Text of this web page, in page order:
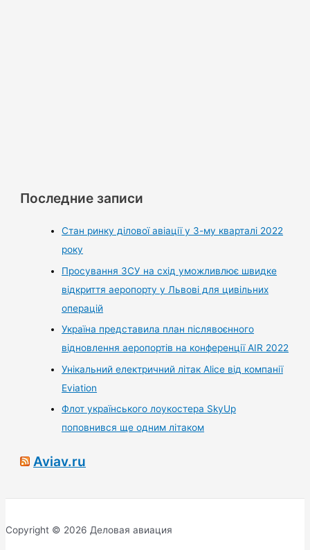
Последние записи
Стан ринку ділової авіації у 3-му кварталі 2022
року
Просування ЗСУ на схід уможливлює швидке
відкриття аеропорту у Львові для цивільних
операцій
Україна представила план післявоєнного
відновлення аеропортів на конференції AIR 2022
Унікальний електричний літак Alice від компанії
Eviation
Флот українського лоукостера SkyUp
поповнився ще одним літаком
Aviav.ru
Copyright © 2026 Деловая авиация